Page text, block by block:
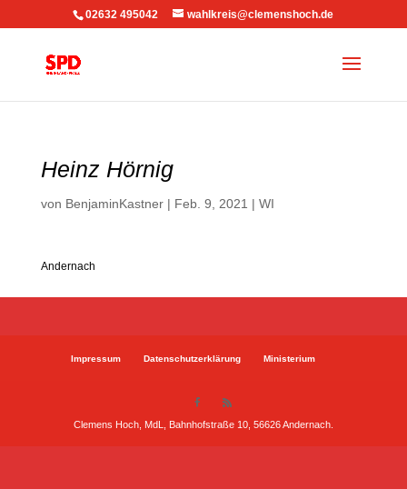
02632 495042 wahlkreis@clemenshoch.de
Heinz Hörnig
von BenjaminKastner| Feb. 9, 2021 | WI
Andernach
Impressum Datenschutzerklärung Ministerium
Clemens Hoch, MdL, Bahnhofstraße 10, 56626 Andernach.